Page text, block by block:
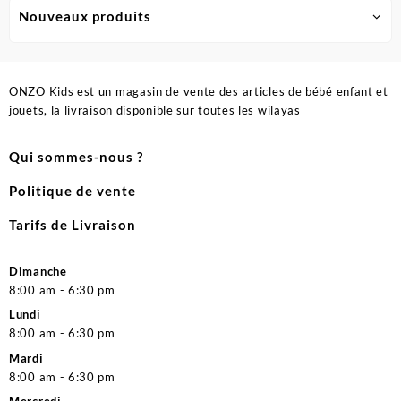
Nouveaux produits
ONZO Kids est un magasin de vente des articles de bébé enfant et
jouets, la livraison disponible sur toutes les wilayas
Qui sommes-nous ?
Politique de vente
Tarifs de Livraison
Dimanche
8:00 am - 6:30 pm
Lundi
8:00 am - 6:30 pm
Mardi
8:00 am - 6:30 pm